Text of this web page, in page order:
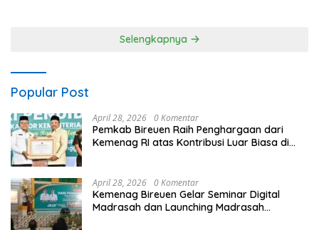
Selengkapnya
Popular Post
April 28, 2026 0 Komentar
Pemkab Bireuen Raih Penghargaan dari
Kemenag RI atas Kontribusi Luar Biasa di
April 28, 2026 0 Komentar
Kemenag Bireuen Gelar Seminar Digital
Madrasah dan Launching Madrasah